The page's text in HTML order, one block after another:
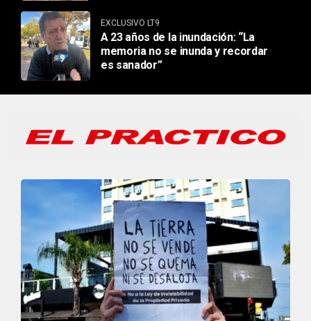
EXCLUSIVO LT9
A 23 años de la inundación: “La
memoria no se inunda y recordar
es sanador”